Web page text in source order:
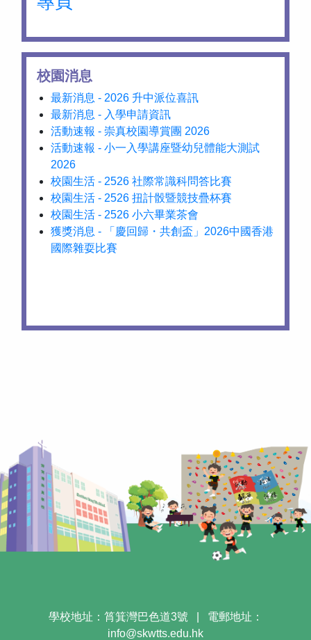
校園消息
最新消息 - 2026 升中派位喜訊
最新消息 - 入學申請資訊
活動速報 - 崇真校園導賞團 2026
活動速報 - 小一入學講座暨幼兒體能大測試
2026
校園生活 - 2526 社際常識科問答比賽
校園生活 - 2526 扭計骰暨競技疊杯賽
校園生活 - 2526 小六畢業茶會
獲獎消息 - 「慶回歸・共創盃」2026中國香港
國際雜耍比賽
學校地址：筲箕灣巴色道3號
電郵地址：
info@skwtts.edu.hk